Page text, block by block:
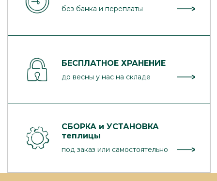
без банка и переплаты
БЕСПЛАТНОЕ ХРАНЕНИЕ
до весны у нас на складе
СБОРКА и УСТАНОВКА
теплицы
под заказ или самостоятельно